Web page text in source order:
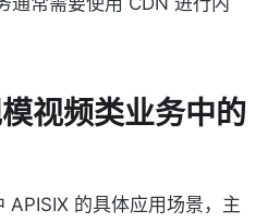
视频类业务中的
APISIX 的具体应用场景，主